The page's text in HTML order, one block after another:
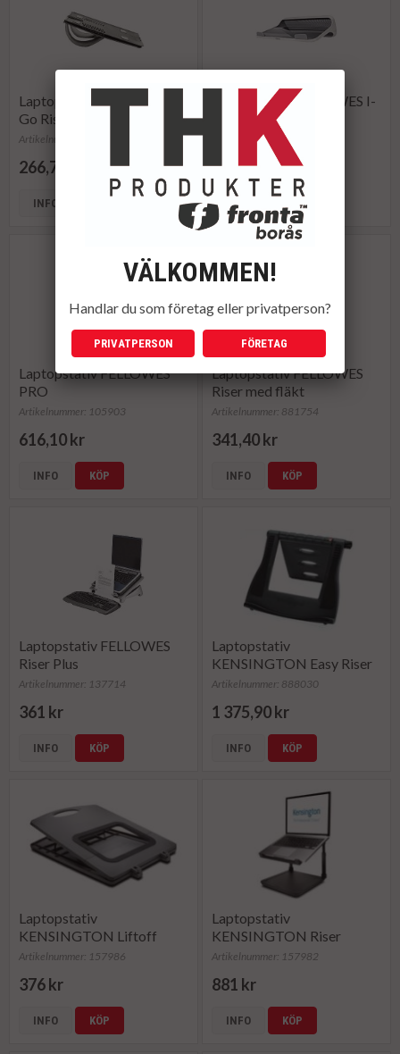
Laptopstativ FELLOWES
Go Riser
Artikelnummer: 881753
266,75 kr
INFO
Laptopstativ FELLOWES I-
Artikelnummer: 123156
2 459,60 kr
INFO KÖP
Laptopstativ FELLOWES
PRO
Artikelnummer: 105903
616,10 kr
INFO KÖP
Laptopstativ FELLOWES
Riser med fläkt
Artikelnummer: 881754
341,40 kr
INFO KÖP
Laptopstativ FELLOWES
Riser Plus
Artikelnummer: 137714
361 kr
INFO KÖP
Laptopstativ
KENSINGTON Easy Riser
Artikelnummer: 888030
1 375,90 kr
INFO KÖP
Laptopstativ
KENSINGTON Liftoff
Artikelnummer: 157986
376 kr
INFO KÖP
Laptopstativ
KENSINGTON Riser
Artikelnummer: 157982
881 kr
INFO KÖP
VÄLKOMMEN!
Handlar du som företag eller privatperson?
PRIVATPERSON FÖRETAG